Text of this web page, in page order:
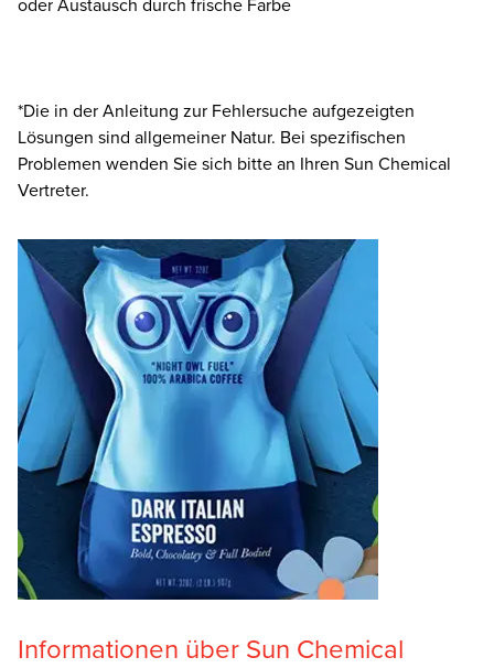
oder Austausch durch frische Farbe
*Die in der Anleitung zur Fehlersuche aufgezeigten
Lösungen sind allgemeiner Natur. Bei spezifischen
Problemen wenden Sie sich bitte an Ihren Sun Chemical
Vertreter.
Informationen über Sun Chemical